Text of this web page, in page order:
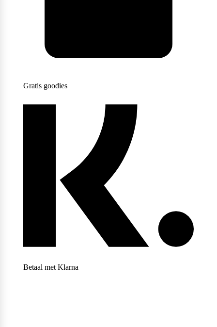
Supplement Needs
Trained By JP
Gratis goodies
Betaal met Klarna